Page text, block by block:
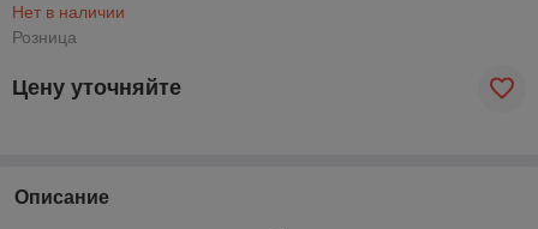
Нет в наличии
Розница
Цену уточняйте
Описание